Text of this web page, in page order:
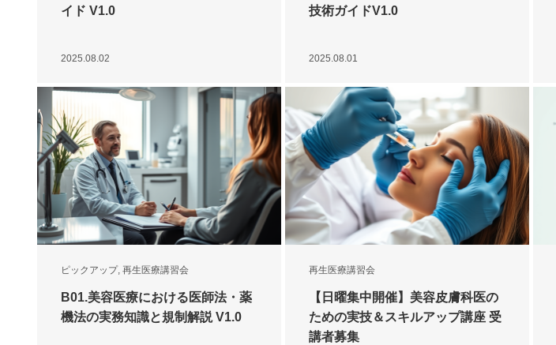
イド V1.0
2025.08.02
技術ガイドV1.0
2025.08.01
ピックアップ, 再生医療講習会
B01.美容医療における医師法・薬
機法の実務知識と規制解説 V1.0
再生医療講習会
【日曜集中開催】美容皮膚科医の
ための実技＆スキルアップ講座 受
講者募集